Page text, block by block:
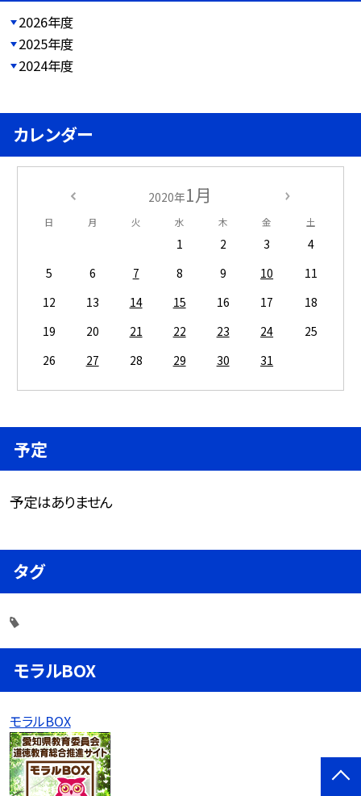
2026年度
2025年度
2024年度
カレンダー
2020年1月
日 月 火 水 木 金 土
1 2 3
4
5
6 7 8 9 10
11
12
13 14 15 16 17
18
19
20 21 22 23 24
25
26
27 28 29 30 31
予定
予定はありません
タグ
モラルBOX
モラルBOX